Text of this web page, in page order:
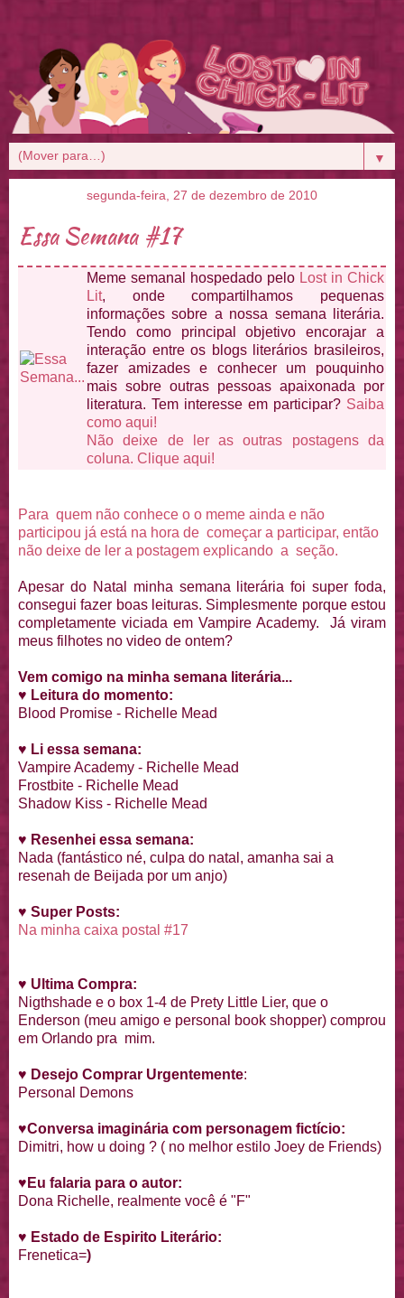
▼
segunda-feira, 27 de dezembro de 2010
Essa Semana #17
Meme semanal hospedado pelo Lost in Chick
Lit, onde compartilhamos pequenas
informações sobre a nossa semana literária.
Tendo como principal objetivo encorajar a
interação entre os blogs literários brasileiros,
fazer amizades e conhecer um pouquinho
mais sobre outras pessoas apaixonada por
literatura. Tem interesse em participar? Saiba
como aqui!
Não deixe de ler as outras postagens da
coluna. Clique aqui!
Para quem não conhece o o meme ainda e não
participou já está na hora de começar a participar, então
não deixe de ler a postagem explicando a seção.
Apesar do Natal minha semana literária foi super foda,
consegui fazer boas leituras. Simplesmente porque estou
completamente viciada em Vampire Academy. Já viram
meus filhotes no video de ontem?
Vem comigo na minha semana literária...
♥ Leitura do momento:
Blood Promise - Richelle Mead
♥ Li essa semana:
Vampire Academy - Richelle Mead
Frostbite - Richelle Mead
Shadow Kiss - Richelle Mead
♥ Resenhei essa semana:
Nada (fantástico né, culpa do natal, amanha sai a
resenah de Beijada por um anjo)
♥ Super Posts:
Na minha caixa postal #17
♥ Ultima Compra:
Nigthshade e o box 1-4 de Prety Little Lier, que o
Enderson (meu amigo e personal book shopper) comprou
em Orlando pra mim.
♥ Desejo Comprar Urgentemente:
Personal Demons
♥Conversa imaginária com personagem fictício:
Dimitri, how u doing ? ( no melhor estilo Joey de Friends)
♥ Eu falaria para o autor:
Dona Richelle, realmente você é "F"
♥ Estado de Espirito Literário:
Frenetica=)